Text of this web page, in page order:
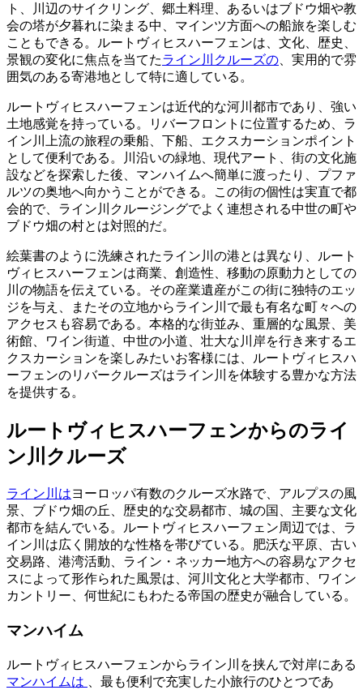
ト、川辺のサイクリング、郷土料理、あるいはブドウ畑や教
会の塔が夕暮れに染まる中、マインツ方面への船旅を楽しむ
こともできる。ルートヴィヒスハーフェンは、文化、歴史、
景観の変化に焦点を当てたライン川クルーズの 、実用的で雰
囲気のある寄港地として特に適している。
ルートヴィヒスハーフェンは近代的な河川都市であり、強い
土地感覚を持っている。リバーフロントに位置するため、ラ
イン川上流の旅程の乗船、下船、エクスカーションポイント
として便利である。川沿いの緑地、現代アート、街の文化施
設などを探索した後、マンハイムへ簡単に渡ったり、プファ
ルツの奥地へ向かうことができる。この街の個性は実直で都
会的で、ライン川クルージングでよく連想される中世の町や
ブドウ畑の村とは対照的だ。
絵葉書のように洗練されたライン川の港とは異なり、ルート
ヴィヒスハーフェンは商業、創造性、移動の原動力としての
川の物語を伝えている。その産業遺産がこの街に独特のエッ
ジを与え、またその立地からライン川で最も有名な町々への
アクセスも容易である。本格的な街並み、重層的な風景、美
術館、ワイン街道、中世の小道、壮大な川岸を行き来するエ
クスカーションを楽しみたいお客様には、ルートヴィヒスハ
ーフェンのリバークルーズはライン川を体験する豊かな方法
を提供する。
ルートヴィヒスハーフェンからのライ
ン川クルーズ
ライン川はヨーロッパ有数のクルーズ水路で、アルプスの風
景、ブドウ畑の丘、歴史的な交易都市、城の国、主要な文化
都市を結んでいる。ルートヴィヒスハーフェン周辺では、ラ
イン川は広く開放的な性格を帯びている。肥沃な平原、古い
交易路、港湾活動、ライン・ネッカー地方への容易なアクセ
スによって形作られた風景は、河川文化と大学都市、ワイン
カントリー、何世紀にもわたる帝国の歴史が融合している。
マンハイム
ルートヴィヒスハーフェンからライン川を挟んで対岸にある
マンハイムは
、最も便利で充実した小旅行のひとつであ